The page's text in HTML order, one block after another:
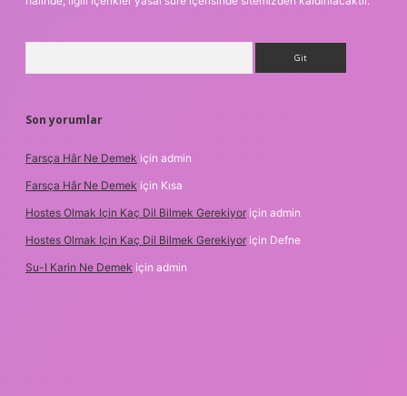
Son yorumlar
Farsça Hâr Ne Demek için admin
Farsça Hâr Ne Demek için Kısa
Hostes Olmak Için Kaç Dil Bilmek Gerekiyor için admin
Hostes Olmak Için Kaç Dil Bilmek Gerekiyor için Defne
Su-I Karin Ne Demek için admin